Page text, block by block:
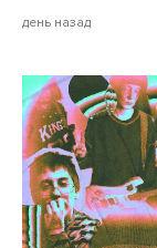
день назад